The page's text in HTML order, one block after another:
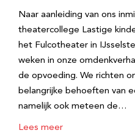
Naar aanleiding van ons
theatercollege Lastige
het Fulcotheater in
weken in onze
de opvoeding. We richten
belangrijke behoeften van
namelijk ook meteen de…
Lees meer